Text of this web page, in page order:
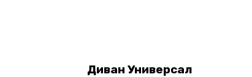
Диван Универсал